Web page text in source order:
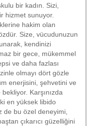
bir kadın. Sizi,
hizmet sunuyor.
hakim olan
Size, vücudunuzun
kendinizi
bir gece, mükemmel
ve daha fazlası
olmayı dört gözle
enerjisini, şehvetini ve
Karşınızda
en yüksek libido
de bu özel deneyimi,
çıkarıcı güzelliğini